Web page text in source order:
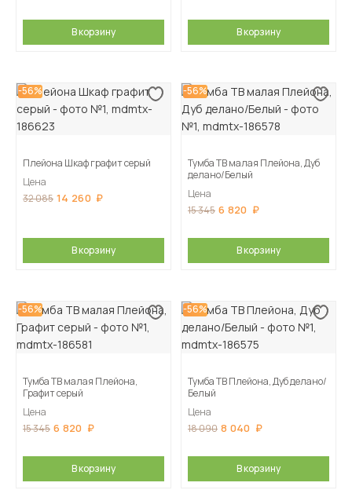
В корзину В корзину
-56%
Плейона Шкаф графит серый
Цена
32 085 14 260
В корзину
-56%
Тумба ТВ малая Плейона, Дуб
делано/Белый
Цена
15 345 6 820
В корзину
-56%
Тумба ТВ малая Плейона,
Графит серый
Цена
15 345 6 820
В корзину
-56%
Тумба ТВ Плейона, Дуб делано/
Белый
Цена
18 090 8 040
В корзину